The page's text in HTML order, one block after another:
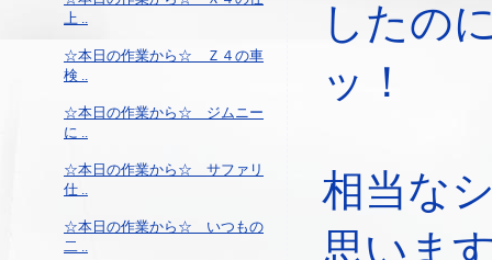
上 ..
☆本日の作業から☆ Ｚ４の車
検 ..
☆本日の作業から☆ ジムニー
に ..
☆本日の作業から☆ サファリ
仕 ..
☆本日の作業から☆ いつもの
二 ..
したの
ッ！
相当な
思いま